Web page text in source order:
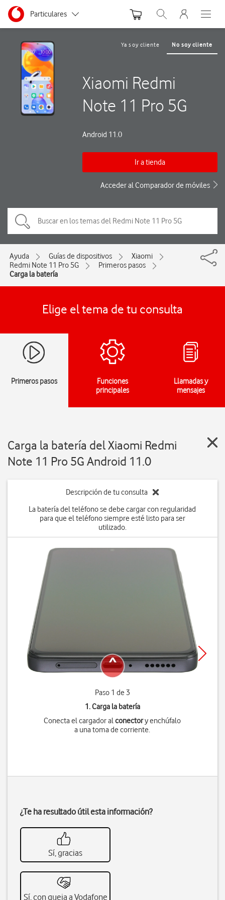
Ir a la pagina principal de vodafone.es
Menu navegación Segmento
Particulares
Autónomos
Pymes
Grandes empresas
y AA.PP.
Abrir buscador. Abre
Abre
Ya soy cliente No soy cliente
Xiaomi Redmi
Note 11 Pro 5G
Android 11.0
Ir a tienda
Acceder al Comparador de móviles
Ayuda Guías de dispositivos
Xiaomi
Redmi Note 11 Pro 5G
Primeros pasos
Carga la batería
Elige el tema de tu consulta
Primeros pasos
Funciones
principales
Llamadas y
mensajes
Carga la batería del Xiaomi Redmi
Note 11 Pro 5G Android 11.0
Descripción de tu consulta
La batería del teléfono se debe cargar con regularidad
para que el teléfono siempre esté listo para ser
utilizado.
Paso 1 de 3
1. Carga la batería
Conecta el cargador alconectory enchúfalo
a una toma de corriente.
¿Te ha resultado útil esta información?
Sí, gracias
Sí, con queja a Vodafone